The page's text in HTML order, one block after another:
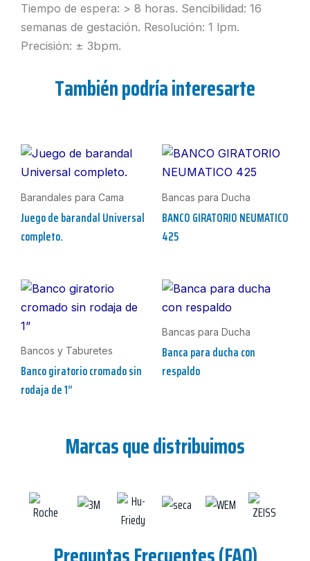
Tiempo de espera: > 8 horas. Sencibilidad: 16
semanas de gestación. Resolución: 1 lpm.
Precisión: ± 3bpm.
También podría interesarte
Barandales para Cama
Juego de barandal Universal
completo.
Bancas para Ducha
BANCO GIRATORIO NEUMATICO
425
Bancos y Taburetes
Banco giratorio cromado sin
rodaja de 1”
Bancas para Ducha
Banca para ducha con
respaldo
Marcas que distribuimos